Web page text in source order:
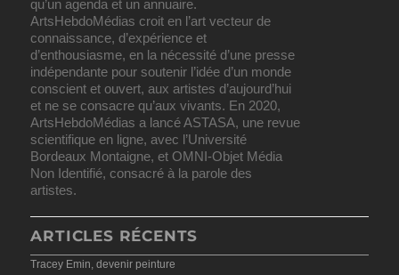
qu’un agenda et un annuaire.
ArtsHebdoMédias croit en l’art vecteur de
connaissance, d’expérience et
d’enthousiasme, en la nécessité d’une presse
indépendante pour soutenir l’idée d’un monde
conscient et ouvert, aux artistes d’aujourd’hui
et ne se consacre qu’aux vivants. En 2020,
ArtsHebdoMédias a lancé ASTASA, une revue
scientifique en ligne, avec l’Université
Bordeaux Montaigne, et OMNI-Objet Média
Non Identifié, consacré à la parole des
artistes.
ARTICLES RÉCENTS
Tracey Emin, devenir peinture